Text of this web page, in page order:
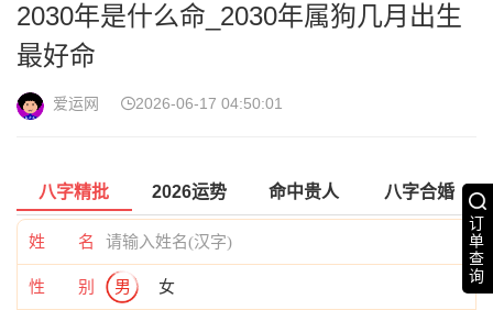
订
单
查
询
2030年是什么命_2030年属狗几月出生
最好命
爱运网 2026-06-17 04:50:01
八字精批 2026运势 命中贵人 八字合婚
姓 名
性 别 男 女